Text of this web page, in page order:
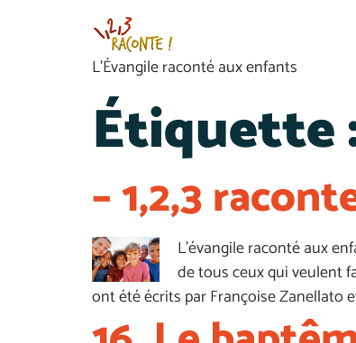
L’Évangile raconté aux enfants
Étiquette
– 1,2,3
L’évangile raconté aux
de tous ceux qui veulent
ont été écrits par Françoise Zanellato